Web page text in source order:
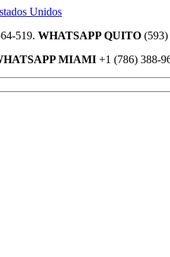
519. WHATSAPP QUITO (593)
MIAMI +1 (786) 388-